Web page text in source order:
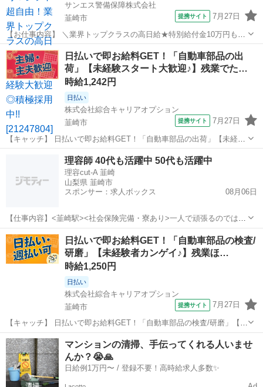
サンエス警備保障株式会社
韮崎市
提携サイト 7月27日
【お仕事内容】 ＼業界トップクラスの高日給★特別給付金10万円も！
日払い可＆シフト自由／ とにかく日給が良い！！高日給で安心・安定
の暮らし♪月収30万円以上も可能！ ▼おシゴトの内容はとってもカン
タン！ 人や車の誘導・案内...
山梨 韮崎市 警備員
日払いで即お給料GET！「自動車部品の出
荷」【未経験スタート大歓迎♪】残業でた…
時給1,242円
日払い
株式会社綜合キャリアオプション
韮崎市
提携サイト 7月27日
【キャッチ】 日払いで即お給料GET！「自動車部品の出荷」【未経験
スタート大歓迎♪】残業でたっぷり稼ぐ！ヘアスタイル自由☆高時給
けど大丈夫かな・・・」...
韮崎市 仕分け
理容師 40代も活躍中 50代も活躍中
理容cut-A 韮崎
山梨県 韮崎市
スポンサー：求人ボックス
08月06日
【仕事内容】<韮崎駅><社会保険完備・寮あり>一人で頑張るのではな
くチームワークを大切にしています!お客様としっかり関われて長く働
けるお店です「理容cut-A 韮崎(リヨウカットエーニラサキ)」から理容
師(見習い・中習・技術者)の...
正社員 / アルバイト・パート
日払いで即お給料GET！「自動車部品の検査/
研磨」【未経験者カンゲイ♪】残業ほ…
時給1,250円
日払い
株式会社綜合キャリアオプション
韮崎市
提携サイト 7月27日
【キャッチ】 日払いで即お給料GET！「自動車部品の検査/研磨」【未
経験者カンゲイ♪】残業ほぼナシでプラ充！好きな髪色でOK♪高時給
1250円！ 【コメント】 弊社なら事前の職場見学が多数！お仕事安心
スタート★★ 「派遣...
山梨 韮崎市 工場
マンションの清掃、手伝ってくれる人いませ
んか？😭🙏
日給例1万円〜 / 登録不要！高時給求人多数✨